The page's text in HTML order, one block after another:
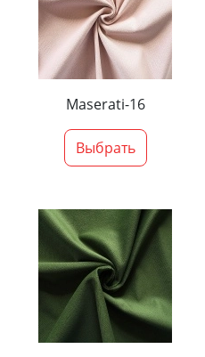
Maserati-16
Выбрать